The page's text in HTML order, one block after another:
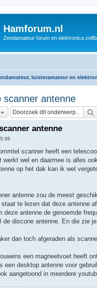
Hamforum.nl
Zendamateur forum en elektronica
luisteramateur en
scanner antenne
antenne
scanner heeft een
wel en daarmee is alles
op het dak kan ik wel
antenne zou de meest
te lezen dat deze antenne
deze antenne de genoemde
de discone antenne. En die zie
dan toch afgeraden als
een magneetvoet heeft
een desktop antenne voor
aangetoond in meerdere